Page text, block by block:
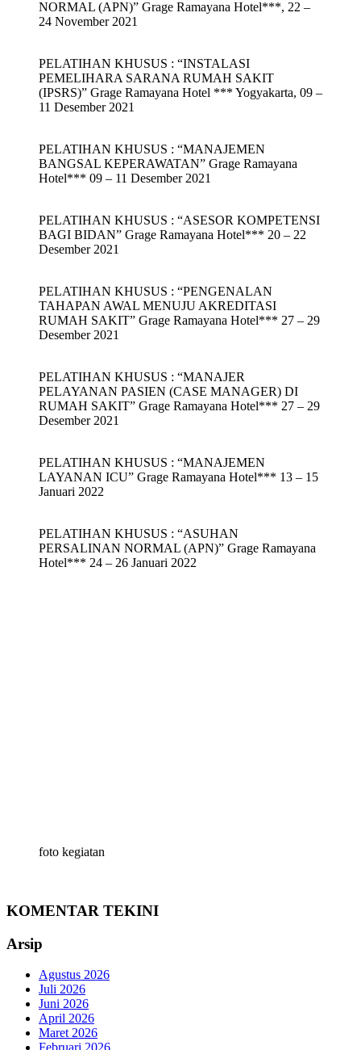
NORMAL (APN)” Grage Ramayana Hotel***, 22 –
24 November 2021
PELATIHAN KHUSUS : “INSTALASI
PEMELIHARA SARANA RUMAH SAKIT
(IPSRS)” Grage Ramayana Hotel *** Yogyakarta, 09 –
11 Desember 2021
PELATIHAN KHUSUS : “MANAJEMEN
BANGSAL KEPERAWATAN” Grage Ramayana
Hotel*** 09 – 11 Desember 2021
PELATIHAN KHUSUS : “ASESOR KOMPETENSI
BAGI BIDAN” Grage Ramayana Hotel*** 20 – 22
Desember 2021
PELATIHAN KHUSUS : “PENGENALAN
TAHAPAN AWAL MENUJU AKREDITASI
RUMAH SAKIT” Grage Ramayana Hotel*** 27 – 29
Desember 2021
PELATIHAN KHUSUS : “MANAJER
PELAYANAN PASIEN (CASE MANAGER) DI
RUMAH SAKIT” Grage Ramayana Hotel*** 27 – 29
Desember 2021
PELATIHAN KHUSUS : “MANAJEMEN
LAYANAN ICU” Grage Ramayana Hotel*** 13 – 15
Januari 2022
PELATIHAN KHUSUS : “ASUHAN
PERSALINAN NORMAL (APN)” Grage Ramayana
Hotel*** 24 – 26 Januari 2022
foto kegiatan
KOMENTAR TEKINI
Arsip
Agustus 2026
Juli 2026
Juni 2026
April 2026
Maret 2026